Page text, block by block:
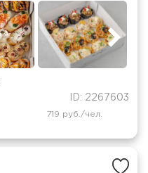
ID: 2267603
719 руб./чел.